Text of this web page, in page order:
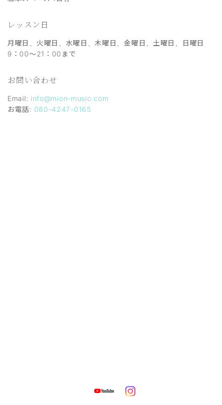
レッスン日
月曜日、火曜日、水曜日、木曜日、金曜日、土曜日、日曜日
9：00～21：00まで
お問い合わせ
Email: info@mion-music.com
お電話: 080-4247-0165